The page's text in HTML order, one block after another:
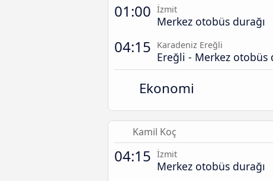
01:00 İzmit
Merkez otobüs durağı
04:15 Karadeniz Ereğli
Ereğli - Merkez otobüs
Ekonomi
Kamil Koç
04:15 İzmit
Merkez otobüs durağı